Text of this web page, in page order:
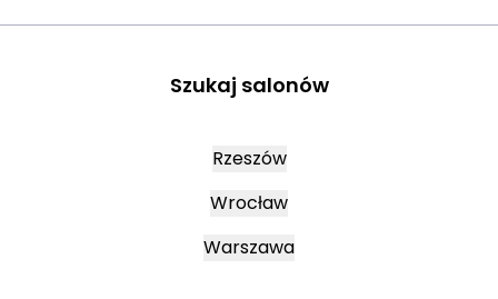
Szukaj salonów
Rzeszów
Wrocław
Warszawa